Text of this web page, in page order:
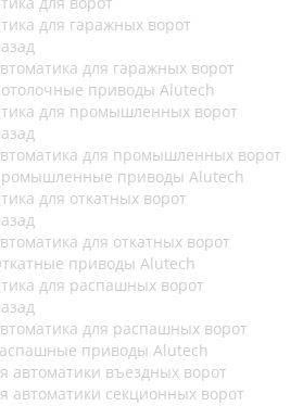
для гаражных ворот
для гаражных ворот
приводы Alutech
для промышленных ворот
для промышленных ворот
приводы Alutech
для откатных ворот
для откатных ворот
приводы Alutech
для распашных ворот
для распашных ворот
приводы Alutech
автоматики въездных ворот
автоматики секционных ворот